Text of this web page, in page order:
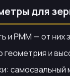
для
и РММ — от них
геометрия и